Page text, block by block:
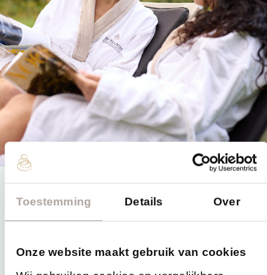
Toestemming Details Over
Onze website maakt gebruik van cookies